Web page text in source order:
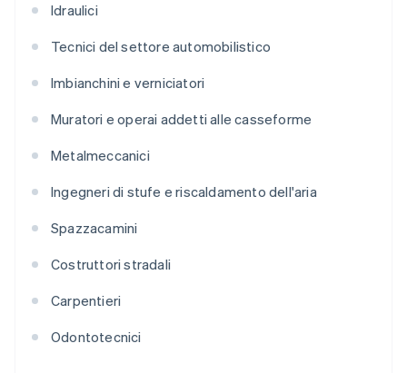
Idraulici
Tecnici del settore automobilistico
Imbianchini e verniciatori
Muratori e operai addetti alle casseforme
Metalmeccanici
Ingegneri di stufe e riscaldamento dell'aria
Spazzacamini
Costruttori stradali
Carpentieri
Odontotecnici